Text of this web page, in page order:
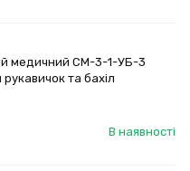
медичний СМ-3-1-УБ-3
та бахіл
В наявності